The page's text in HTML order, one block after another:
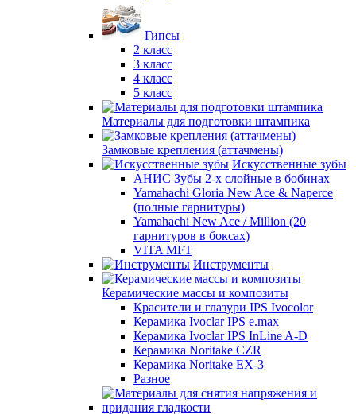
Гипсы
2 класс
3 класс
4 класс
5 класс
Материалы для подготовки штампика
Замковые крепления (аттачмены)
Искусственные зубы
АНИС Зубы 2-х слойные в бобинах
Yamahachi Gloria New Ace & Naperce
(полные гарнитуры)
Yamahachi New Ace / Million (20
гарнитуров в боксах)
VITA MFT
Инструменты
Керамические массы и композиты
Красители и глазури IPS Ivocolor
Керамика Ivoclar IPS e.max
Керамика Ivoclar IPS InLine A-D
Керамика Noritake CZR
Керамика Noritake EX-3
Разное